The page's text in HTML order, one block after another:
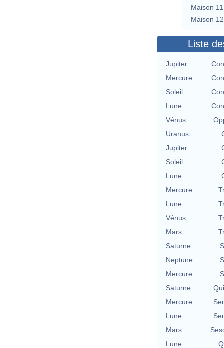
Maison 11
Maison 12
Liste
Jupiter
Mercure
Soleil
Lune
Vénus
Uranus
Jupiter
Soleil
Lune
Mercure
Lune
Vénus
Mars
Saturne
Neptune
Mercure
Saturne
Mercure
Lune
Mars
Lune